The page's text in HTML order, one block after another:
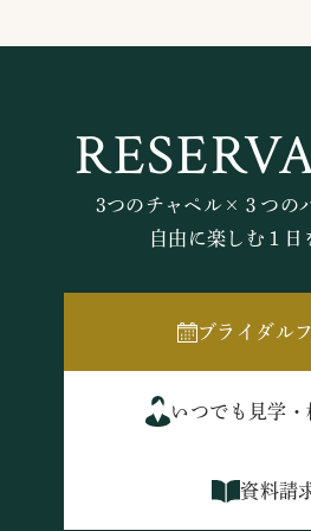
3つのチャペル×３つの
自由に楽しむ１日
ブライダル
いつでも見学
資料請